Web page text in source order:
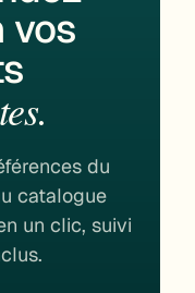
vos
du
catalogue
un clic, suivi